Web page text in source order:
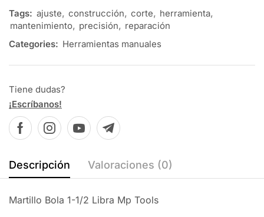
Tags: ajuste, construcción, corte, herramienta,
mantenimiento, precisión, reparación
Categories: Herramientas manuales
Tiene dudas?
¡Escríbanos!
Descripción Valoraciones (0)
Martillo Bola 1-1/2 Libra Mp Tools